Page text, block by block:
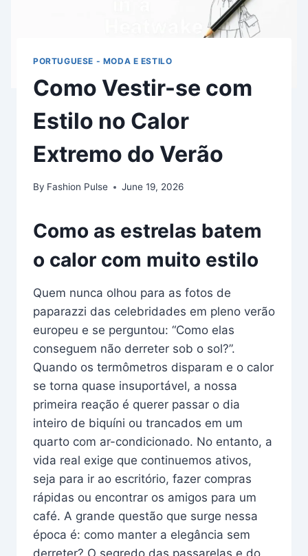
PORTUGUESE - MODA E ESTILO
Como Vestir-se com
Estilo no Calor
Extremo do Verão
By Fashion Pulse June 19, 2026
Como as estrelas batem
o calor com muito estilo
Quem nunca olhou para as fotos de
paparazzi das celebridades em pleno verão
europeu e se perguntou: “Como elas
conseguem não derreter sob o sol?”.
Quando os termômetros disparam e o calor
se torna quase insuportável, a nossa
primeira reação é querer passar o dia
inteiro de biquíni ou trancados em um
quarto com ar-condicionado. No entanto, a
vida real exige que continuemos ativos,
seja para ir ao escritório, fazer compras
rápidas ou encontrar os amigos para um
café. A grande questão que surge nessa
época é: como manter a elegância sem